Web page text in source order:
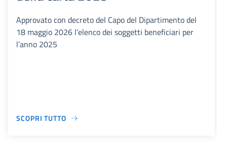
Approvato con decreto del Capo del Dipartimento del
18 maggio 2026 l’elenco dei soggetti beneficiari per
l’anno 2025
SCOPRI TUTTO